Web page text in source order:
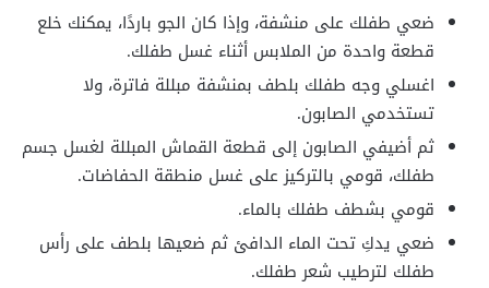
ضعي طفلك على منشفة، وإذا كان الجو باردًا، يمكنك خلع
قطعة واحدة من الملابس أثناء غسل طفلك.
اغسلي وجه طفلك بلطف بمنشفة مبللة فاترة، ولا
تستخدمي الصابون.
ثم أضيفي الصابون إلى قطعة القماش المبللة لغسل جسم
طفلك، قومي بالتركيز على غسل منطقة الحفاضات.
قومي بشطف طفلك بالماء.
ضعي يدكِ تحت الماء الدافئ ثم ضعيها بلطف على رأس
طفلك لترطيب شعر طفلك.